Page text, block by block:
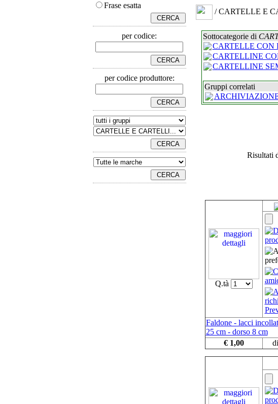
Frase esatta
per codice:
per codice produttore:
/ CARTELLE E
Sottocategorie di
CARTELLE CON
CARTELLINE
CARTELLINE
Gruppi correlati
Risultati
Q.tà
Faldone - lacci
25 cm - dorso 8 cm
€ 1,00